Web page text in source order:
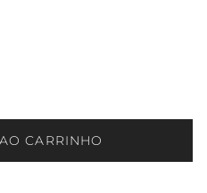
CARRINHO